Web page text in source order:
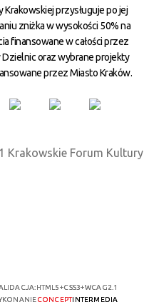
Krakowskiej przysługuje po jej
zniżka w wysokości 50% na
finansowane w całości przez
Dzielnic oraz wybrane projekty
przez Miasto Kraków.
Krakowskie Forum Kultury
HTML5+CSS3+WCAG 2.1
CONCEPTINTERMEDIA